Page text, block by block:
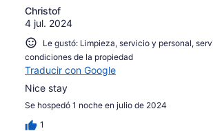
Christof
4 jul. 2024
Le gustó: Limpieza, servicio y personal,
condiciones de la propiedad
Traducir con Google
Nice stay
Se hospedó 1 noche en julio de 2024
1